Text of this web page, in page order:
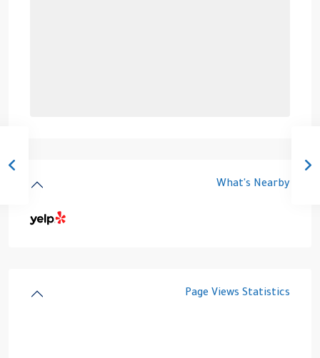
What's Nearby
Page Views Statistics